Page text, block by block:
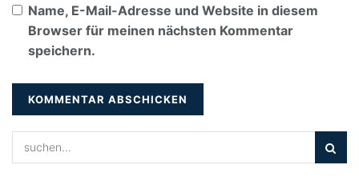
Name, E-Mail-Adresse und Website in diesem
Browser für meinen nächsten Kommentar
speichern.